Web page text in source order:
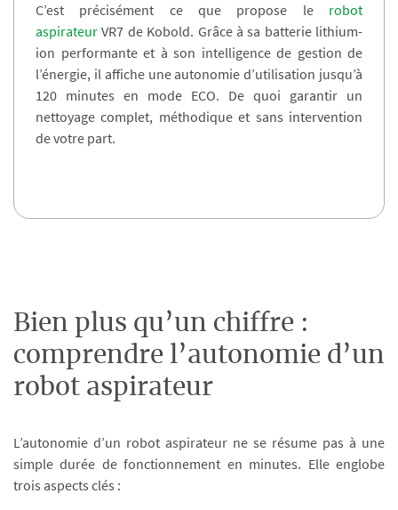
C’est précisément ce que propose le robot
aspirateur VR7 de Kobold. Grâce à sa batterie lithium-
ion performante et à son intelligence de gestion de
l’énergie, il affiche une autonomie d’utilisation jusqu’à
120 minutes en mode ECO. De quoi garantir un
nettoyage complet, méthodique et sans intervention
de votre part.
Bien plus qu’un chiffre :
comprendre l’autonomie d’un
robot aspirateur
L’autonomie d’un robot aspirateur ne se résume pas à une
simple durée de fonctionnement en minutes. Elle englobe
trois aspects clés :